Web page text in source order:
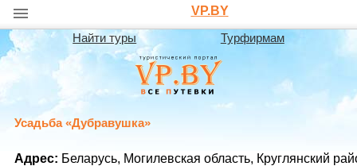
VP.BY
Найти туры Турфирмам
Усадьба «Дубравушка»
Адрес: Беларусь, Могилевская область, Круглянский